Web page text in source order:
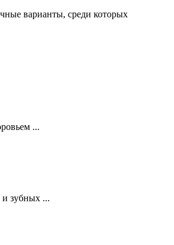
варианты, среди которых
...
и зубных ...